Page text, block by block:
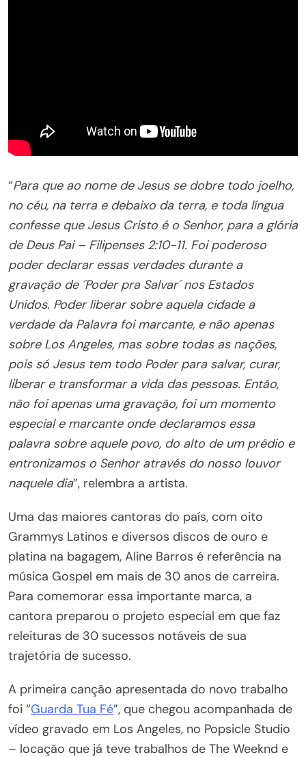
“Para que ao nome de Jesus se dobre todo joelho,
no céu, na terra e debaixo da terra, e toda língua
confesse que Jesus Cristo é o Senhor, para a glória
de Deus Pai – Filipenses 2:10-11. Foi poderoso
poder declarar essas verdades durante a
gravação de ´Poder pra Salvar´ nos Estados
Unidos. Poder liberar sobre aquela cidade a
verdade da Palavra foi marcante, e não apenas
sobre Los Angeles, mas sobre todas as nações,
pois só Jesus tem todo Poder para salvar, curar,
liberar e transformar a vida das pessoas. Então,
não foi apenas uma gravação, foi um momento
especial e marcante onde declaramos essa
palavra sobre aquele povo, do alto de um prédio e
entronizamos o Senhor através do nosso louvor
naquele dia”, relembra a artista.
Uma das maiores cantoras do país, com oito
Grammys Latinos e diversos discos de ouro e
platina na bagagem, Aline Barros é referência na
música Gospel em mais de 30 anos de carreira.
Para comemorar essa importante marca, a
cantora preparou o projeto especial em que faz
releituras de 30 sucessos notáveis de sua
trajetória de sucesso.
A primeira canção apresentada do novo trabalho
foi “Guarda Tua Fé”, que chegou acompanhada de
vídeo gravado em Los Angeles, no Popsicle Studio
– locação que já teve trabalhos de The Weeknd e